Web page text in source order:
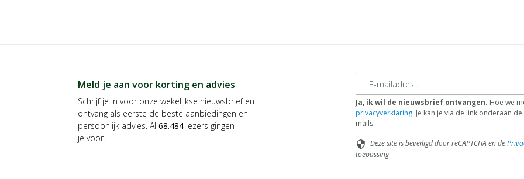
Meld je aan voor korting en advies
Schrijf je in voor onze wekelijkse nieuwsbrief en
ontvang als eerste de beste aanbiedingen en
persoonlijk advies. Al 68.484 lezers gingen
je voor.
E-mailadres
Ja, ik wil de nieuwsbrief ontvangen. Hoe we
privacyverklaring. Je kan je via de link onderaan
mails
security Deze site is beveiligd door reCAPTCHA en de
toepassing